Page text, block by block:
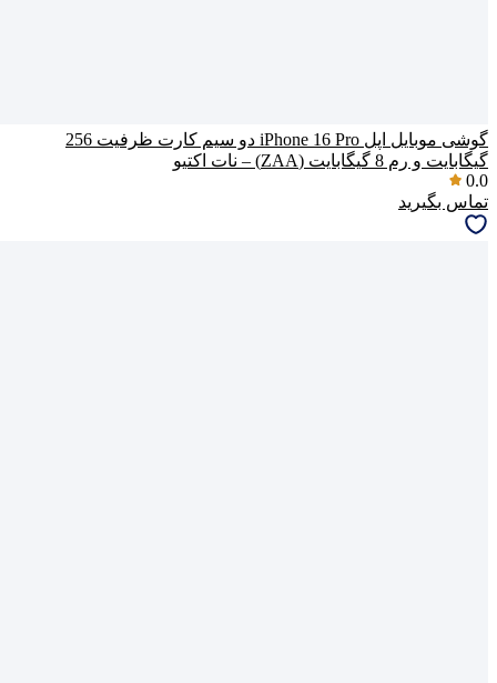
گوشی موبایل اپل iPhone 16 Pro دو سیم کارت ظرفیت 256
گیگابایت و رم 8 گیگابایت (ZAA) – نات اکتیو
0.0
تماس بگیرید